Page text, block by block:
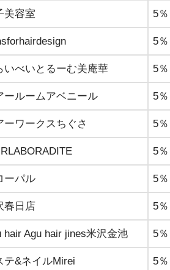
美容室 5％
5％
いべいとるーむ美庵華 5％
ールームアベニール 5％
ーワークスちぐさ 5％
5％
ーパル 5％
春日店 5％
hair Agu hair jines米沢金池 5％
テ&ネイルMirei 5％